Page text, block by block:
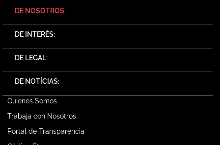
DE NOSOTROS:
DE INTERÉS:
DE LEGAL:
DE NOTÍCIAS:
Quienes Somos
Trabaja con Nosotros
Portal de Transparencia